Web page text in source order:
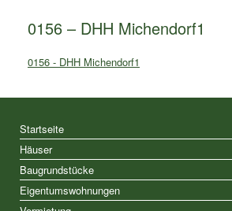
0156 – DHH Michendorf1
0156 - DHH Michendorf1
Startseite
Häuser
Baugrundstücke
Eigentumswohnungen